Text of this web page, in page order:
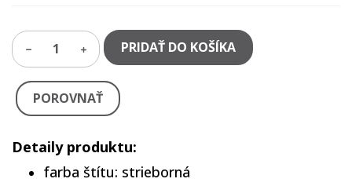
1 PRIDAŤ DO KOŠÍKA
POROVNAŤ
Detaily produktu:
farba štítu: strieborná